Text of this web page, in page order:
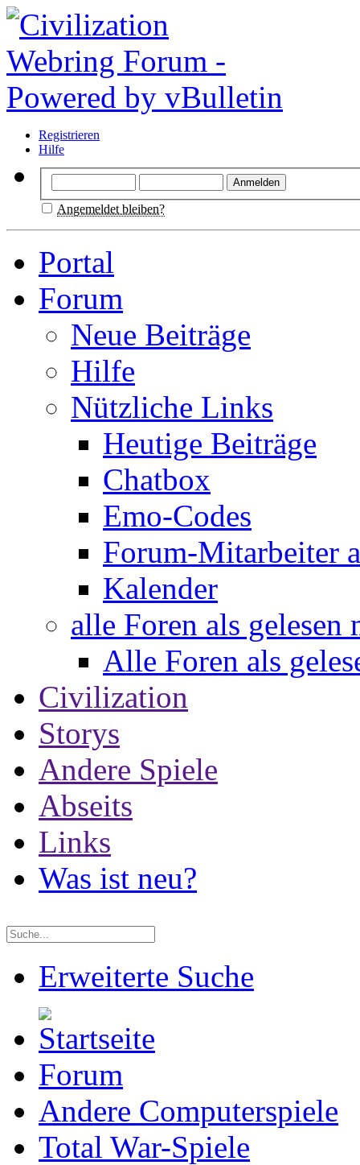
Registrieren
Hilfe
Angemeldet bleiben?
Portal
Forum
Neue Beiträge
Hilfe
Nützliche Links
Heutige Beiträge
Chatbox
Emo-Codes
Forum-Mitarbeiter
Kalender
alle Foren als gelesen
Alle Foren als
Civilization
Storys
Andere Spiele
Abseits
Links
Was ist neu?
Erweiterte Suche
Forum
Andere Computerspiele
Total War-Spiele